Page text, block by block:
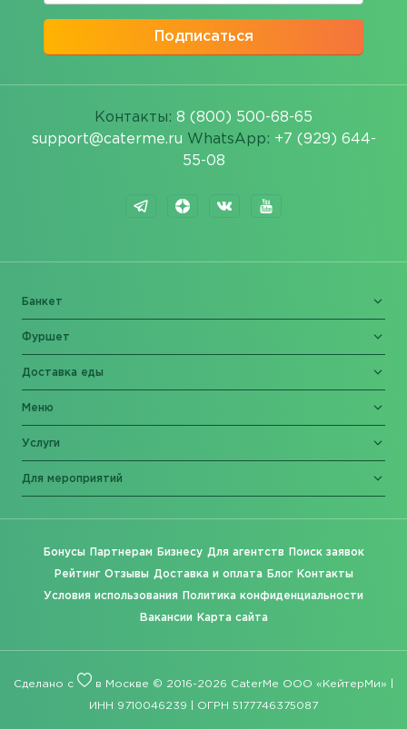
Подписаться
Контакты: 8 (800) 500-68-65
support@caterme.ru WhatsApp: +7 (929) 644-
55-08
Банкет
Фуршет
Доставка еды
Меню
Услуги
Для мероприятий
Бонусы Партнерам Бизнесу Для агентств Поиск заявок
Рейтинг Отзывы Доставка и оплата Блог Контакты
Условия использования Политика конфиденциальности
Вакансии Карта сайта
Сделано с в Москве © 2016-2026 CaterMe ООО «КейтерМи» |
ИНН 9710046239 | ОГРН 5177746375087